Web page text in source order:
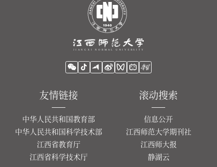
友情链接
中华人民共和国教育部
中华人民共和国科学技术部
江西省教育厅
江西省科学技术厅
滚动搜索
信息公开
江西师范大学期刊社
江西师大报
静湖云